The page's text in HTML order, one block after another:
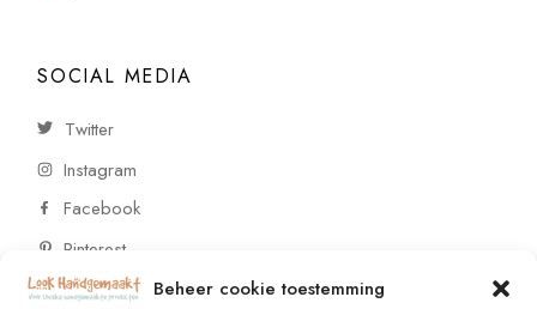
Beheer cookie toestemming
SOCIAL MEDIA
Twitter
Instagram
Facebook
Pinterest